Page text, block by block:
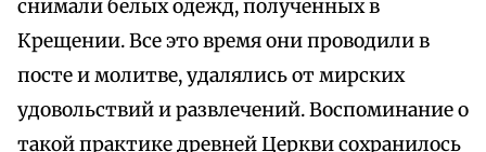
снимали белых одежд, полученных в
Крещении. Все это время они проводили в
посте и молитве, удалялись от мирских
удовольствий и развлечений. Воспоминание о
такой практике древней Церкви сохранилось